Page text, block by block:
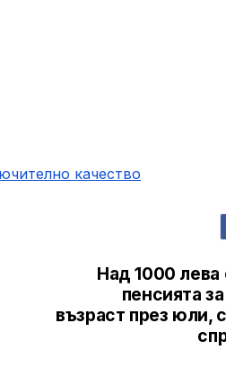
качество
Над 1000 лева
пенсията
възраст през юли,